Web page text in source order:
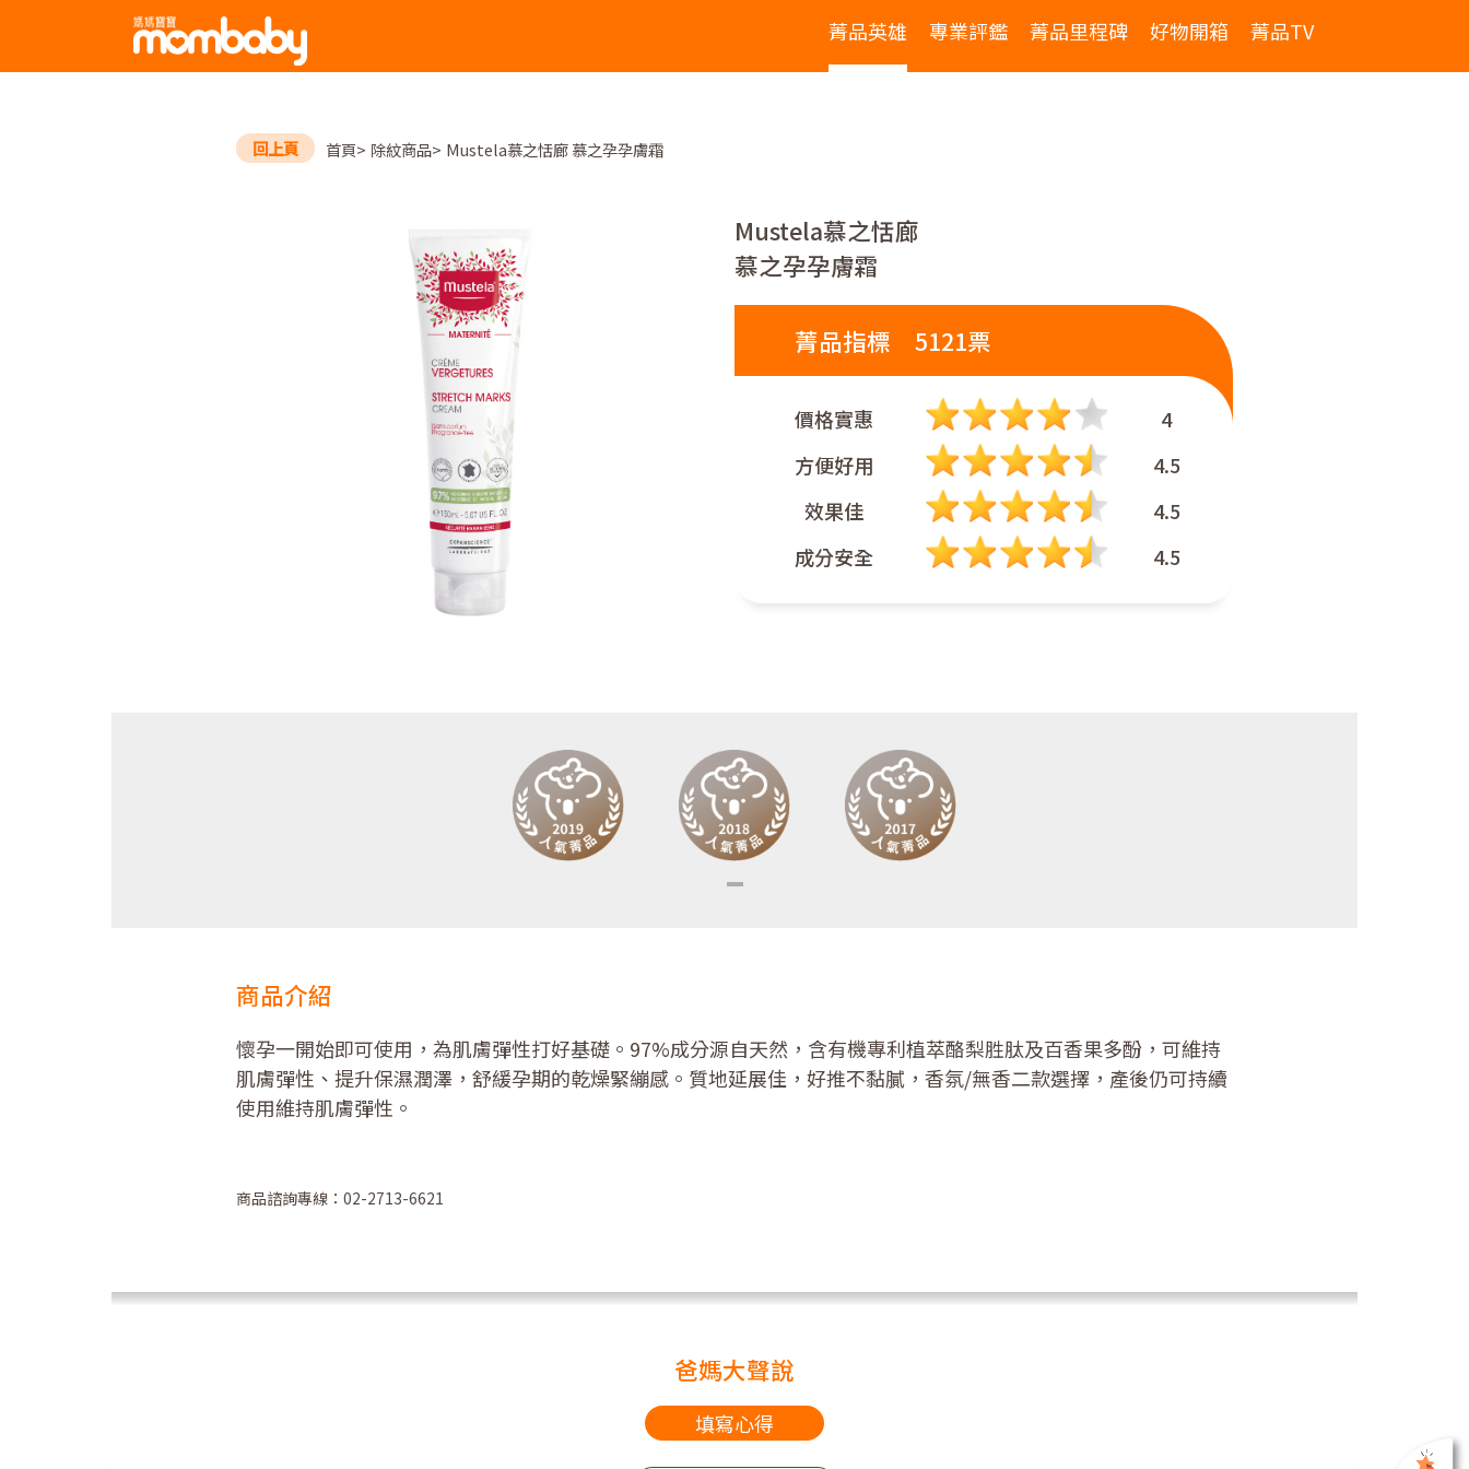
菁品英雄 專業評鑑 菁品里程碑 好物開箱 菁品TV
回上頁 首頁 除紋商品 Mustela慕之恬廊 慕之孕孕膚霜
Mustela慕之恬廊
慕之孕孕膚霜
菁品指標 5121票
價格實惠
4
方便好用
4.5
效果佳
4.5
成分安全
4.5
商品介紹
懷孕一開始即可使用，為肌膚彈性打好基礎。97%成分源自天然，含有機專利植萃酪梨胜肽及百香果多酚，可維持
肌膚彈性、提升保濕潤澤，舒緩孕期的乾燥緊繃感。質地延展佳，好推不黏膩，香氛/無香二款選擇，產後仍可持續
使用維持肌膚彈性。
商品諮詢專線：02-2713-6621
爸媽大聲說
填寫心得